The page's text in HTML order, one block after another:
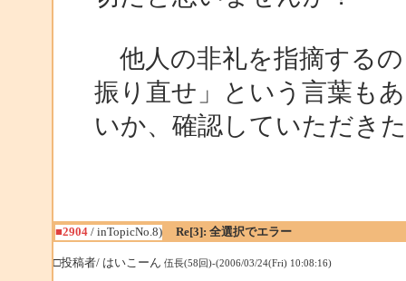
他人の非礼を指摘する
振り直せ」という言葉も
いか、確認していただき
■2904/ inTopicNo.8) Re[3]: 全選択でエラー
□投稿者/ はいこーん 伍長(58回)-(2006/03/24(Fri) 10:08:16)